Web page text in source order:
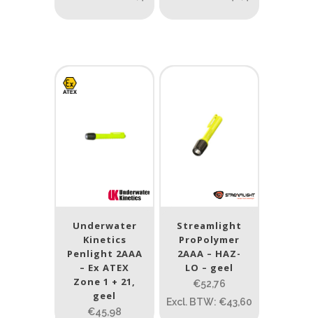
Product IP-X waarden
Underwater
Kinetics
Penlight 2AAA
– Ex ATEX
Zone 1 + 21,
geel
€45,98
Streamlight
ProPolymer
2AAA – HAZ-
LO – geel
€52,76
Excl. BTW: €43,60